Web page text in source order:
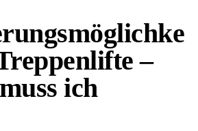
–
ich